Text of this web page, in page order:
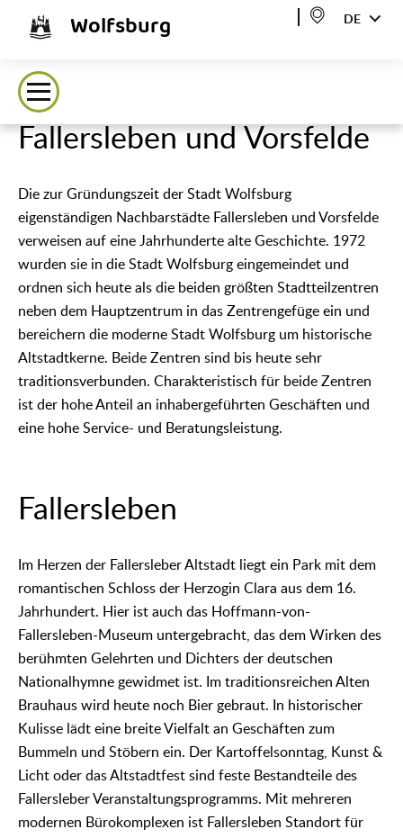
Wolfsburg DE
Fallersleben und Vorsfelde
Die zur Gründungszeit der Stadt Wolfsburg
eigenständigen Nachbarstädte Fallersleben und Vorsfelde
verweisen auf eine Jahrhunderte alte Geschichte. 1972
wurden sie in die Stadt Wolfsburg eingemeindet und
ordnen sich heute als die beiden größten Stadtteilzentren
neben dem Hauptzentrum in das Zentrengefüge ein und
bereichern die moderne Stadt Wolfsburg um historische
Altstadtkerne. Beide Zentren sind bis heute sehr
traditionsverbunden. Charakteristisch für beide Zentren
ist der hohe Anteil an inhabergeführten Geschäften und
eine hohe Service- und Beratungsleistung.
Fallersleben
Im Herzen der Fallersleber Altstadt liegt ein Park mit dem
romantischen Schloss der Herzogin Clara aus dem 16.
Jahrhundert. Hier ist auch das Hoffmann-von-
Fallersleben-Museum untergebracht, das dem Wirken des
berühmten Gelehrten und Dichters der deutschen
Nationalhymne gewidmet ist. Im traditionsreichen Alten
Brauhaus wird heute noch Bier gebraut. In historischer
Kulisse lädt eine breite Vielfalt an Geschäften zum
Bummeln und Stöbern ein. Der Kartoffelsonntag, Kunst &
Licht oder das Altstadtfest sind feste Bestandteile des
Fallersleber Veranstaltungsprogramms. Mit mehreren
modernen Bürokomplexen ist Fallersleben Standort für